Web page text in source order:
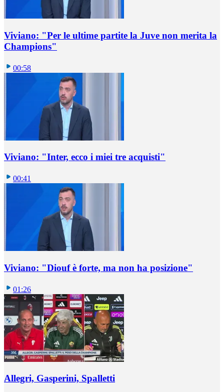
Viviano: "Per le ultime partite la Juve non merita la
Champions"
00:58
Viviano: "Inter, ecco i miei tre acquisti"
00:41
Viviano: "Diouf è forte, ma non ha posizione"
01:26
Allegri, Gasperini, Spalletti